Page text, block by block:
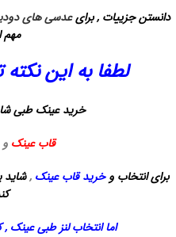
دانستن جزییات , برایعدسی های
لطفا به این
خرید عینک طبی
قاب عینک
برای انتخاب و خرید قاب عینک ,شاید
اما انتخاب لنز طبی